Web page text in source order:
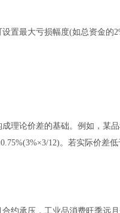
置最大亏损幅度(如总资金的
理论价差的基础。例如，某
12)。若实际价差
约承压，工业品消费旺季远